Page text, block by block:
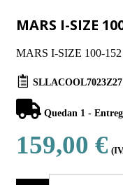
MARS I-SIZE
MARS I-SIZE 100-
SLLACOOL7023Z27
Quedan 1 -
159,00 €